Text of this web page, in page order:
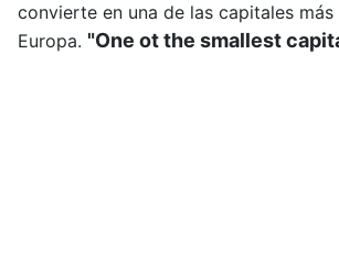
convierte en una de las capitales más
Europa. "One ot the smallest